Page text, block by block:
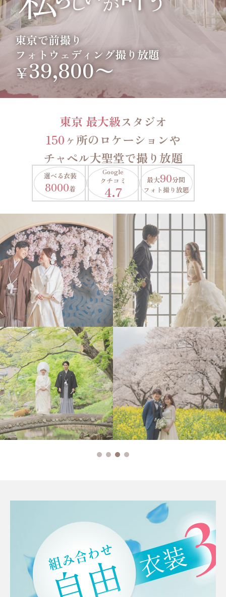
東京で前撮り
フォトウェディング撮り放題
￥39,800〜
東京 最大級スタジオ
150ヶ所のロケーションや
チャペル大聖堂で撮り放題
選べる衣装
8000着
Google
クチコミ
4.7
最大90分間
フォト撮り放題